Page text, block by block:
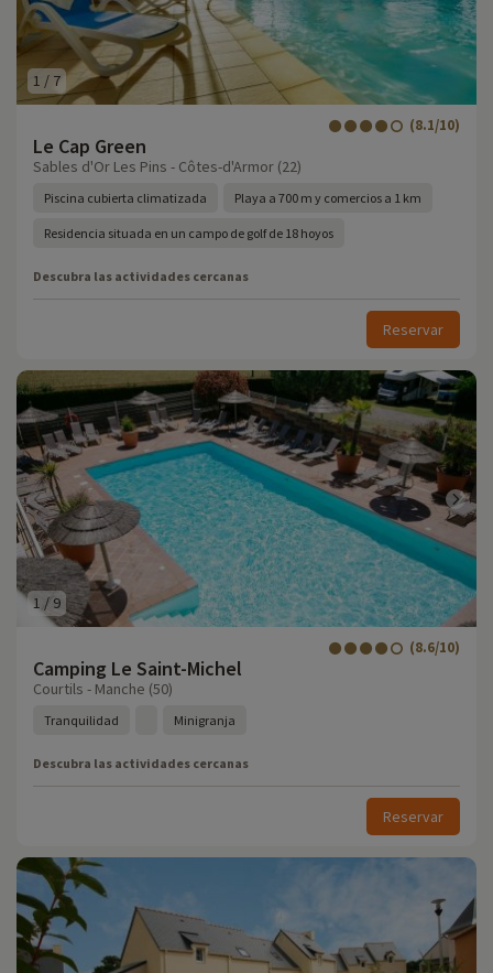
1 / 7
Le Cap Green
(8.1/10)
Sables d'Or Les Pins - Côtes-d'Armor (22)
Piscina cubierta climatizada Playa a 700 m y comercios a 1 km
Residencia situada en un campo de golf de 18 hoyos
Descubra las actividades cercanas
Reservar
1 / 9
Camping Le Saint-Michel
(8.6/10)
Courtils - Manche (50)
Tranquilidad Minigranja
Descubra las actividades cercanas
Reservar